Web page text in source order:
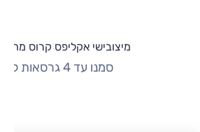
מיצובישי אקליפס קרוס
סמנו עד 4 גרסאות להשוואה